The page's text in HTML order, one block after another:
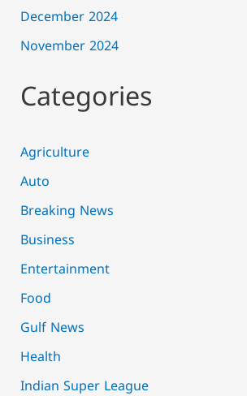
December 2024
November 2024
Categories
Agriculture
Auto
Breaking News
Business
Entertainment
Food
Gulf News
Health
Indian Super League